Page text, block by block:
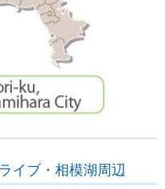
イブ・相模湖周辺